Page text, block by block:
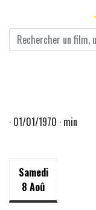
· 01/01/1970 · min
Samedi
8 Aoû